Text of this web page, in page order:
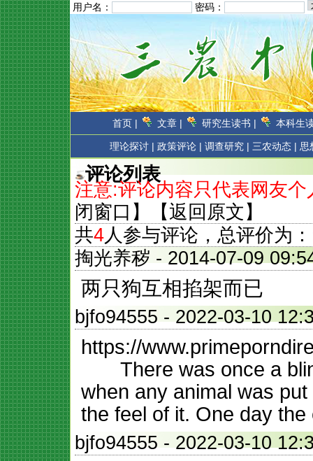
用户名： 密码：
首页 | 文章 | 研究生读书 | 本科生
理论探讨 | 政策评论 | 调查研究 | 三农动态 | 思
评论列表
注意:评论内容只代表网友
闭窗口 】【返回原文 】
共4人参与评论，总评价为：
掏光养秽 - 2014-07-09
两只狗互相掐架而已
bjfo94555 - 2022-03-10
https://
There was once a
when any animal was
the feel of it. One day
bjfo94555 - 2022-03-10